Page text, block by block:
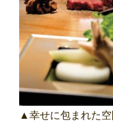
▲幸せに包まれた